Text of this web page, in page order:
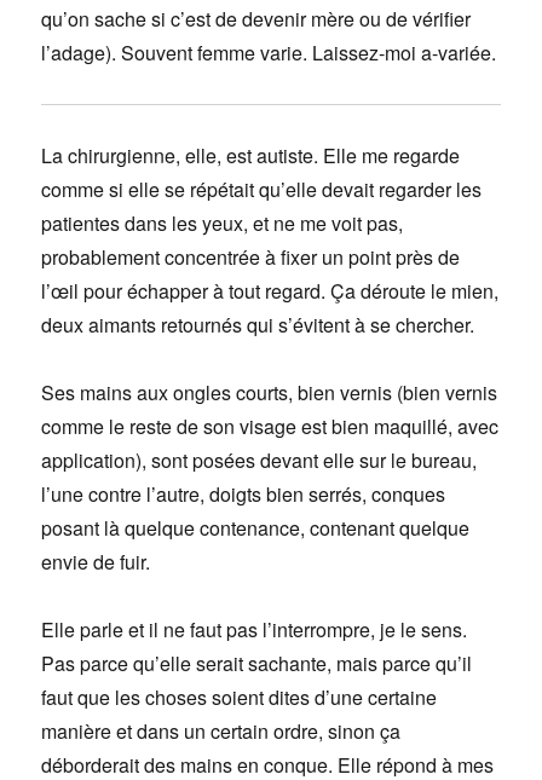
qu’on sache si c’est de devenir mère ou de vérifier
l’adage). Souvent femme varie. Laissez-moi a-variée.
La chirurgienne, elle, est autiste. Elle me regarde
comme si elle se répétait qu’elle devait regarder les
patientes dans les yeux, et ne me voit pas,
probablement concentrée à fixer un point près de
l’œil pour échapper à tout regard. Ça déroute le mien,
deux aimants retournés qui s’évitent à se chercher.
Ses mains aux ongles courts, bien vernis (bien vernis
comme le reste de son visage est bien maquillé, avec
application), sont posées devant elle sur le bureau,
l’une contre l’autre, doigts bien serrés, conques
posant là quelque contenance, contenant quelque
envie de fuir.
Elle parle et il ne faut pas l’interrompre, je le sens.
Pas parce qu’elle serait sachante, mais parce qu’il
faut que les choses soient dites d’une certaine
manière et dans un certain ordre, sinon ça
déborderait des mains en conque. Elle répond à mes